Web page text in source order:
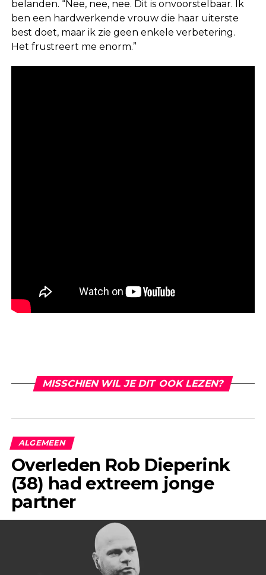
belanden. “Nee, nee, nee. Dit is onvoorstelbaar. Ik
ben een hardwerkende vrouw die haar uiterste
best doet, maar ik zie geen enkele verbetering.
Het frustreert me enorm.”
MISSCHIEN WIL JE DIT OOK LEZEN?
ALGEMEEN
Overleden Rob Dieperink
(38) had extreem jonge
partner